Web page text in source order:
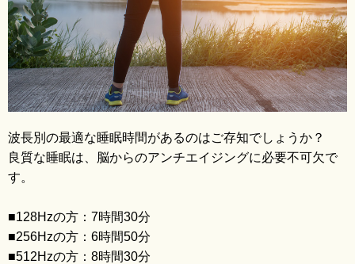
Ame
波長別の最適な睡眠時間があるのはご存知でしょうか？
良質な睡眠は、脳からのアンチエイジングに必要不可欠で
す。
■128Hzの方：7時間30分
■256Hzの方：6時間50分
■512Hzの方：8時間30分